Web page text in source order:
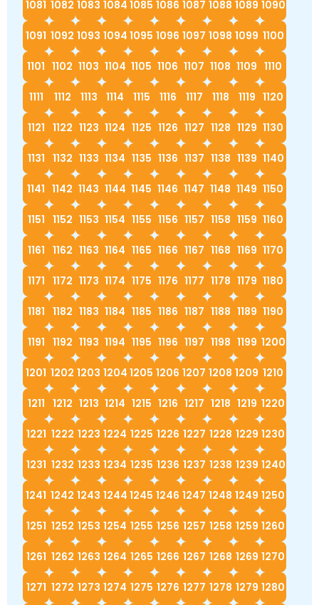
1081 1082 1083 1084 1085 1086 1087 1088 1089 1090
1091 1092 1093 1094 1095 1096 1097 1098 1099 1100
1101 1102 1103 1104 1105 1106 1107 1108 1109 1110
1111 1112 1113 1114 1115 1116 1117 1118 1119 1120
1121 1122 1123 1124 1125 1126 1127 1128 1129 1130
1131 1132 1133 1134 1135 1136 1137 1138 1139 1140
1141 1142 1143 1144 1145 1146 1147 1148 1149 1150
1151 1152 1153 1154 1155 1156 1157 1158 1159 1160
1161 1162 1163 1164 1165 1166 1167 1168 1169 1170
1171 1172 1173 1174 1175 1176 1177 1178 1179 1180
1181 1182 1183 1184 1185 1186 1187 1188 1189 1190
1191 1192 1193 1194 1195 1196 1197 1198 1199 1200
1201 1202 1203 1204 1205 1206 1207 1208 1209 1210
1211 1212 1213 1214 1215 1216 1217 1218 1219 1220
1221 1222 1223 1224 1225 1226 1227 1228 1229 1230
1231 1232 1233 1234 1235 1236 1237 1238 1239 1240
1241 1242 1243 1244 1245 1246 1247 1248 1249 1250
1251 1252 1253 1254 1255 1256 1257 1258 1259 1260
1261 1262 1263 1264 1265 1266 1267 1268 1269 1270
1271 1272 1273 1274 1275 1276 1277 1278 1279 1280